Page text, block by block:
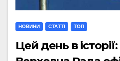
НОВИНИ СТАТТI ТОП
Цей день в